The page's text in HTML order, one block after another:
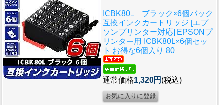
ICBK80L ブラック×6個パック
互換インクカートリッジ [エプ
ソンプリンター対応] EPSONプ
リンター用 ICBK80L×6個セッ
ト お得な6個入り 80
通常価格1,320円 (税込)